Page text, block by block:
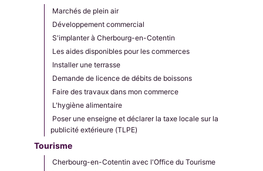
Marchés de plein air
Développement commercial
S'implanter à Cherbourg-en-Cotentin
Les aides disponibles pour les commerces
Installer une terrasse
Demande de licence de débits de boissons
Faire des travaux dans mon commerce
L'hygiène alimentaire
Poser une enseigne et déclarer la taxe locale sur la
publicité extérieure (TLPE)
Tourisme
Cherbourg-en-Cotentin avec l'Office du Tourisme